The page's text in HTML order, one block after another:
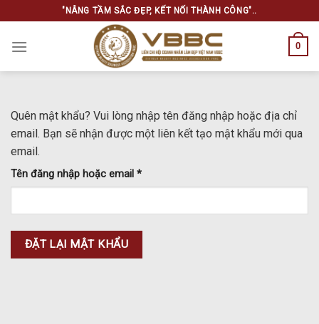
to
content
"NÂNG TẦM SẮC ĐẸP, KẾT NỐI THÀNH CÔNG"..
0
Quên mật khẩu? Vui lòng nhập tên đăng nhập hoặc địa chỉ
email. Bạn sẽ nhận được một liên kết tạo mật khẩu mới qua
email.
Tên đăng nhập hoặc email *Bắt
buộc
ĐẶT LẠI MẬT KHẨU